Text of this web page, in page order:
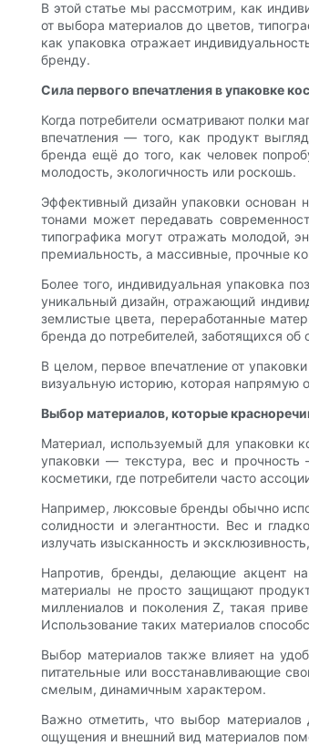
В этой статье мы рассмотрим, как
от выбора материалов до цветов,
как упаковка отражает
бренду.
Сила первого впечатления в упаковке
Когда потребители осматривают полки
впечатления — того, как продукт
бренда ещё до того, как человек
молодость, экологичность или роскошь.
Эффективный дизайн упаковки
тонами может передавать
типографика могут отражать молодой,
премиальность, а массивные, прочные
Более того, индивидуальная упаковка
уникальный дизайн, отражающий
землистые цвета, переработанные
бренда до потребителей, заботящихся
В целом, первое впечатление от
визуальную историю, которая напрямую
Выбор материалов, которые
Материал, используемый для упаковки
упаковки — текстура, вес и
косметики, где потребители часто
Например, люксовые бренды обычно
солидности и элегантности. Вес и
излучать изысканность и
Напротив, бренды, делающие акцент
материалы не просто защищают
миллениалов и поколения Z, такая
Использование таких материалов
Выбор материалов также влияет на
питательные или восстанавливающие
смелым, динамичным характером.
Важно отметить, что выбор
ощущения и внешний вид материалов